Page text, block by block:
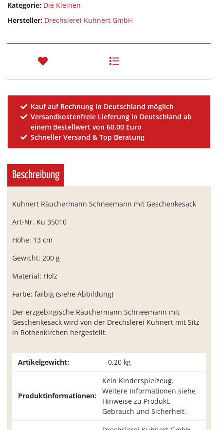
Kategorie: Die Kleinen
Hersteller: Drechslerei Kuhnert GmbH
Kauf auf Rechnung in Deutschland möglich
Versandkostenfreie Lieferung in Deutschland ab
einem Bestellwert von 60,00 Euro
Schneller Versand & Top Beratung
Beschreibung
Kuhnert Räuchermann Schneemann mit Geschenkesack
Art-Nr. Ku 35010
Höhe: 13 cm
Gewicht: 200 g
Material: Holz
Farbe: farbig (siehe Abbildung)
Der erzgebirgische Räuchermann Schneemann mit
Geschenkesack wird von der Drechslerei Kuhnert mit Sitz
in Rothenkirchen hergestellt.
Artikelgewicht: 0,20 kg
Produktinformationen:
Kein Kinderspielzeug.
Weitere Informationen siehe
Hinweise zu Produkt,
Gebrauch und Sicherheit.